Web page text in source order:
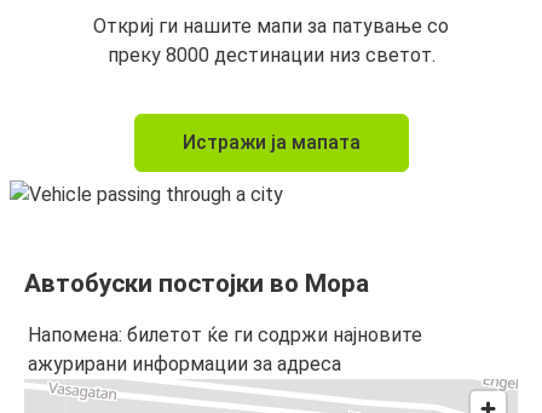
Откриј ги нашите мапи за патување со
преку 8000 дестинации низ светот.
Истражи ја мапата
Автобуски постојки во Мора
Напомена: билетот ќе ги содржи најновите
ажурирани информации за адреса